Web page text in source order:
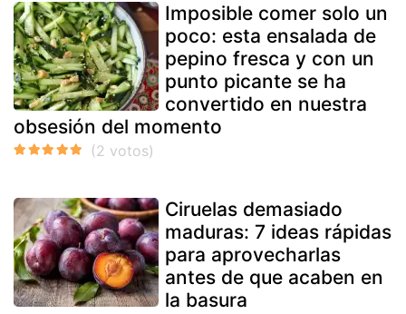
Imposible comer solo un
poco: esta ensalada de
pepino fresca y con un
punto picante se ha
convertido en nuestra
obsesión del momento
Ciruelas demasiado
maduras: 7 ideas rápidas
para aprovecharlas
antes de que acaben en
la basura